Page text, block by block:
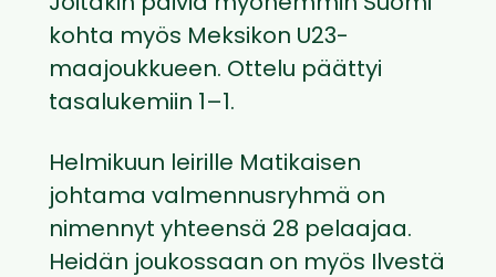
Joitakin päiviä myöhemmin Suomi
kohta myös Meksikon U23-
maajoukkueen. Ottelu päättyi
tasalukemiin 1–1.
Helmikuun leirille Matikaisen
johtama valmennusryhmä on
nimennyt yhteensä 28 pelaajaa.
Heidän joukossaan on myös Ilvestä